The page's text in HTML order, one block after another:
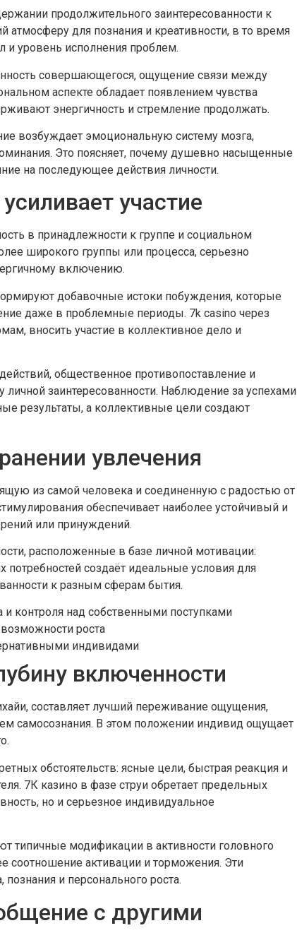
продолжительного заинтересованности к
для познания и креативности, в то время
и уровень исполнения проблем.
совершающегося, ощущение связи между
аспекте обладает появлением чувства
энергичность и стремление продолжать.
возбуждает эмоциональную систему мозга,
Это поясняет, почему душевно насыщенные
на последующее действия личности.
участие
в принадлежности к группе и социальном
широкого группы или процесса, серьезно
включению.
добавочные истоки побуждения, которые
даже в проблемные периоды. 7k casino через
вносить участие в коллективное дело и
общественное противопоставление и
заинтересованности. Наблюдение за успехами
результаты, а коллективные цели создают
увлечения
из самой человека и соединенную с радостью от
обеспечивает наиболее устойчивый и
или принуждений.
расположенные в базе личной мотивации:
потребностей создаёт идеальные условия для
к разным сферам бытия.
контроля над собственными поступками
роста
индивидами
включенности
составляет лучший переживание ощущения,
самосознания. В этом положении индивид ощущает
обстоятельств: ясные цели, быстрая реакция и
7К казино в фазе струи обретает предельных
но и серьезное индивидуальное
типичные модификации в активности головного
соотношение активации и торможения. Эти
и персонального роста.
с другими